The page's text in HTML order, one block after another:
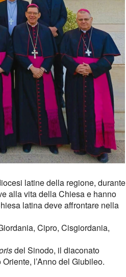
latine della regione, durante
alla vita della Chiesa e hanno
latina deve affrontare nella
Cipro, Cisgiordania,
del Sinodo, il diaconato
l’Anno del Giubileo.